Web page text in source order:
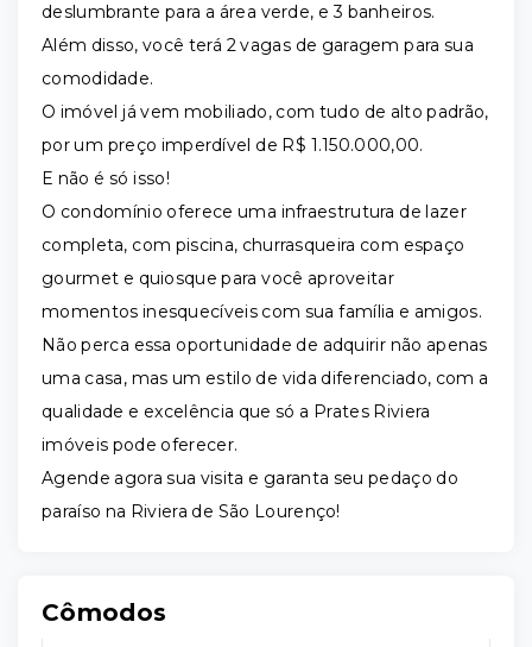
deslumbrante para a área verde, e 3 banheiros.
Além disso, você terá 2 vagas de garagem para sua
comodidade.
O imóvel já vem mobiliado, com tudo de alto padrão,
por um preço imperdível de R$ 1.150.000,00.
E não é só isso!
O condomínio oferece uma infraestrutura de lazer
completa, com piscina, churrasqueira com espaço
gourmet e quiosque para você aproveitar
momentos inesquecíveis com sua família e amigos.
Não perca essa oportunidade de adquirir não apenas
uma casa, mas um estilo de vida diferenciado, com a
qualidade e excelência que só a Prates Riviera
imóveis pode oferecer.
Agende agora sua visita e garanta seu pedaço do
paraíso na Riviera de São Lourenço!
Cômodos